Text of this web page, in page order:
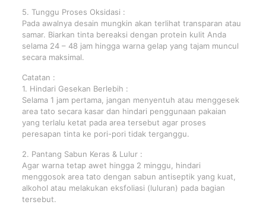
5. Tunggu Proses Oksidasi :
Pada awalnya desain mungkin akan terlihat transparan atau
samar. Biarkan tinta bereaksi dengan protein kulit Anda
selama 24 – 48 jam hingga warna gelap yang tajam muncul
secara maksimal.
Catatan :
1. Hindari Gesekan Berlebih :
Selama 1 jam pertama, jangan menyentuh atau menggesek
area tato secara kasar dan hindari penggunaan pakaian
yang terlalu ketat pada area tersebut agar proses
peresapan tinta ke pori-pori tidak terganggu.
2. Pantang Sabun Keras & Lulur :
Agar warna tetap awet hingga 2 minggu, hindari
menggosok area tato dengan sabun antiseptik yang kuat,
alkohol atau melakukan eksfoliasi (luluran) pada bagian
tersebut.